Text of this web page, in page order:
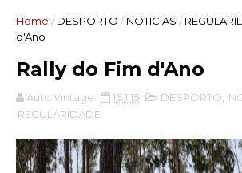
Home / DESPORTO / NOTICIAS /
d'Ano
Rally do Fim d'Ano
Auto Vintage 16.1.15 DESPORTO
REGULARIDADE